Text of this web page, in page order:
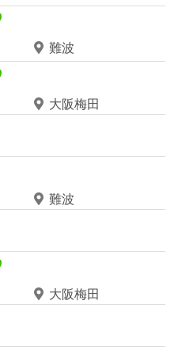
難波
大阪梅田
難波
大阪梅田